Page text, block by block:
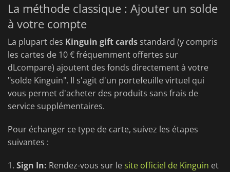
La méthode classique : Ajouter un solde
à votre compte
La plupart des Kinguin gift cards standard (y compris
les cartes de 10 € fréquemment offertes sur
dLcompare) ajoutent des fonds directement à votre
"solde Kinguin". Il s'agit d'un portefeuille virtuel qui
vous permet d'acheter des produits sans frais de
service supplémentaires.
Pour échanger ce type de carte, suivez les étapes
suivantes :
1. Sign In: Rendez-vous sur lesite officiel de Kinguin et